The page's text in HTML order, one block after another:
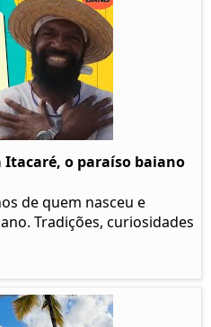
Itacaré, o paraíso baiano
de quem nasceu e
Tradições, curiosidades